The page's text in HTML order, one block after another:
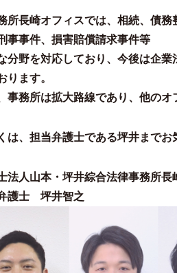
所長崎オフィスでは、相続、債
事事件、損害賠償請求事件等
分野を対応しており、今後は企
ります。
事務所は拡大路線であり、他のオ
は、担当弁護士である坪井までお
法人山本・坪井綜合法律事務所長
護士 坪井智之